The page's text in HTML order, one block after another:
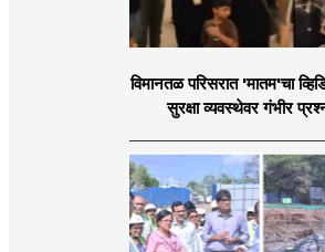
विमानतळ परिसरात 'मातम'चा
सुरक्षा व्यवस्थेवर गंभीर